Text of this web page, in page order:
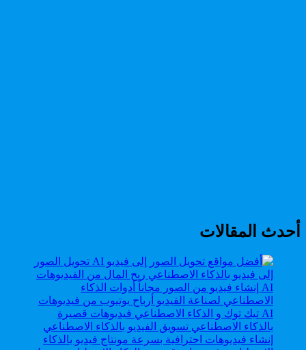
أحدث المقالات